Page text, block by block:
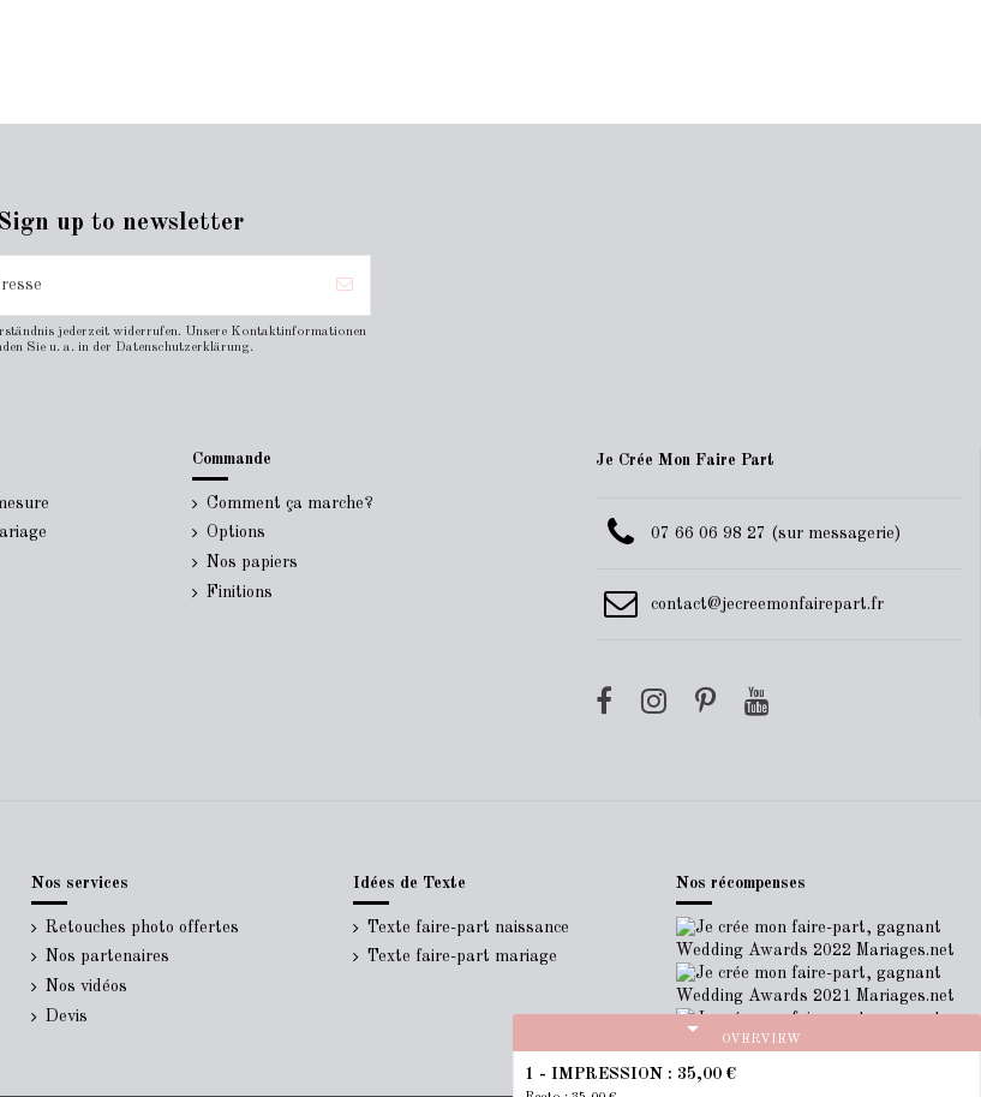
arrow_drop_down OVERVIEW
1 - IMPRESSION : 35,00 €
Sign up to newsletter
jederzeit widerrufen. Unsere Kontaktinformationen
Sie u. a. in der Datenschutzerklärung.
Commande
Comment ça marche?
Options
Nos papiers
Finitions
Je Crée Mon Faire Part
07 66 06 98 27 (sur messagerie)
contact@jecreemonfairepart.fr
Nos services
Retouches photo offertes
Nos partenaires
Nos vidéos
Devis
Idées de Texte
Texte faire-part naissance
Texte faire-part mariage
Nos récompenses